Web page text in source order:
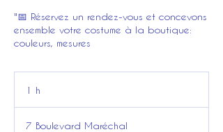
"📅 Réservez un rendez-vous et concevons
ensemble votre costume à la boutique:
couleurs, mesures
1 h
7 Boulevard Maréchal